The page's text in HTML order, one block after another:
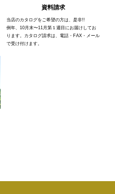
資料請求
当店のカタログをご希望の方は、是非!!
例年、10月末〜11月第１週目にお届けしてお
ります。カタログ請求は、電話・FAX・メール
で受け付けます。